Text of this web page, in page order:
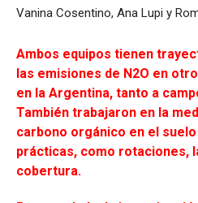
Vanina Cosentino, Ana Lupi y
Ambos equipos tienen
las emisiones de N2O en
en la Argentina, tanto a
También trabajaron en la
carbono orgánico en el
prácticas, como rotaciones,
cobertura.